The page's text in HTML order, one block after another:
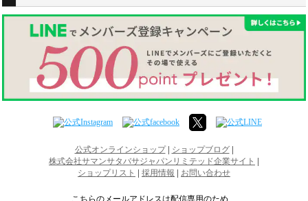
公式オンラインショップ | ショップブログ |
株式会社サマンサタバサジャパンリミテッド企業サイト |
ショップリスト | 採用情報 | お問い合わせ
こちらのメールアドレスは配信専用のため、